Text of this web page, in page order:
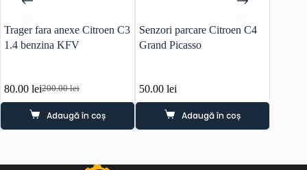
Trager fara anexe Citroen C3
1.4 benzina KFV
200.00lei
Prețul
inițial
fost:
80.00 leiPrețul
curent
este:
80.00 lei.
Adaugă în coș
Senzori parcare Citroen C4
Grand Picasso
50.00lei
Adaugă în coș